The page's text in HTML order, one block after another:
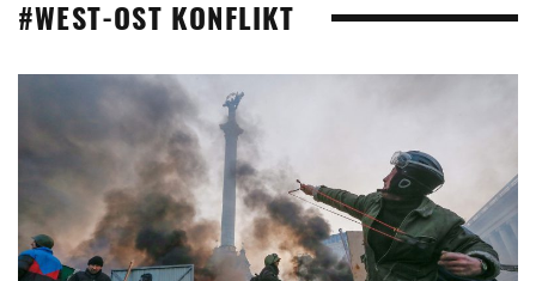
#WEST-OST KONFLIKT